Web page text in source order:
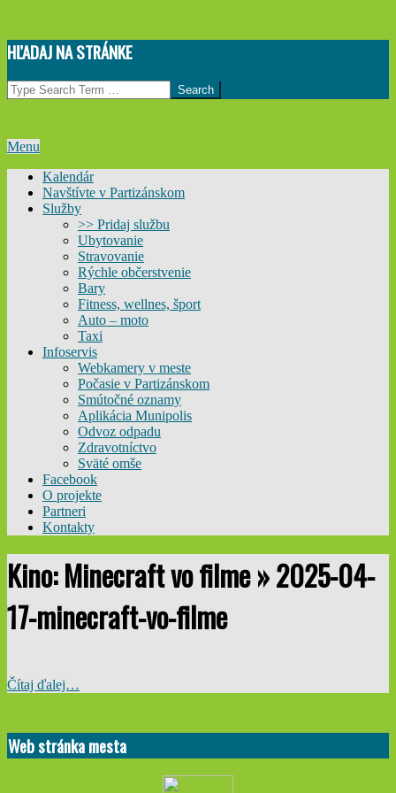
Skip
to
content
HĽADAJ NA STRÁNKE
Search
Primary
Menu
Menu
Kalendár
Navštívte v Partizánskom
Služby
>> Pridaj službu
Ubytovanie
Stravovanie
Rýchle občerstvenie
Bary
Fitness, wellnes, šport
Auto – moto
Taxi
Infoservis
Webkamery v meste
Počasie v Partizánskom
Smútočné oznamy
Aplikácia Munipolis
Odvoz odpadu
Zdravotníctvo
Sväté omše
Facebook
O projekte
Partneri
Kontakty
Kino: Minecraft vo filme »2025-04-
17-minecraft-vo-filme
Čítaj ďalej…
04-
17
Web stránka mesta